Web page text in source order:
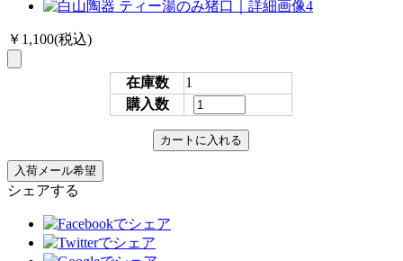
￥1,100(税込)
在庫数
1
購入数
シェアする